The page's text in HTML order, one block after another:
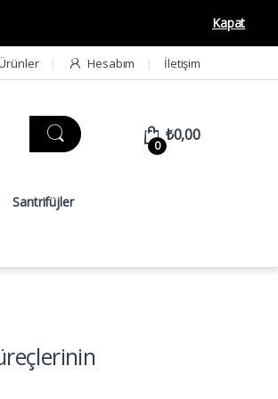
Kapat
Hesabım İletişim
0
₺0,00
Santrifüjler